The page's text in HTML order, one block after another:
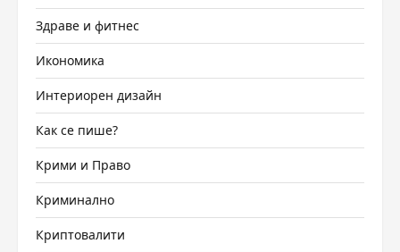
Здраве и фитнес
Икономика
Интериорен дизайн
Как се пише?
Крими и Право
Криминално
Криптовалити